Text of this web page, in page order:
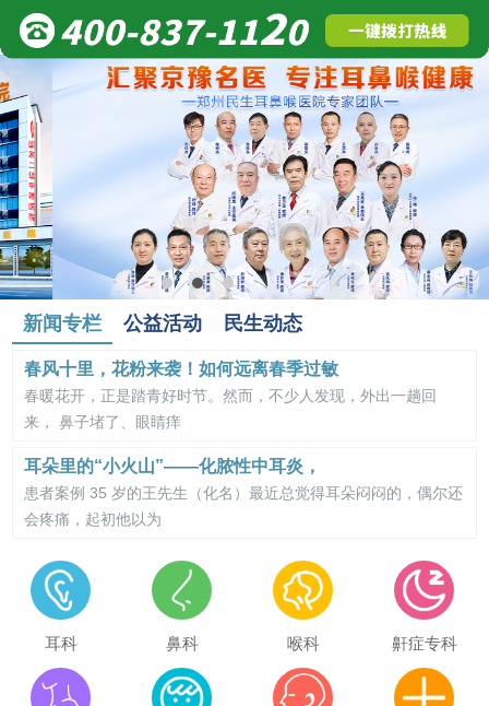
新闻专栏 公益活动 民生动态
春风十里，花粉来袭！如何远离春季过敏
春暖花开，正是踏青好时节。然而，不少人发现，外出一趟回
来， 鼻子堵了、眼睛痒
耳朵里的“小火山”——化脓性中耳炎，
患者案例 35 岁的王先生（化名）最近总觉得耳朵闷闷的，偶尔还
会疼痛，起初他以为
耳科 鼻科 喉科 鼾症专科